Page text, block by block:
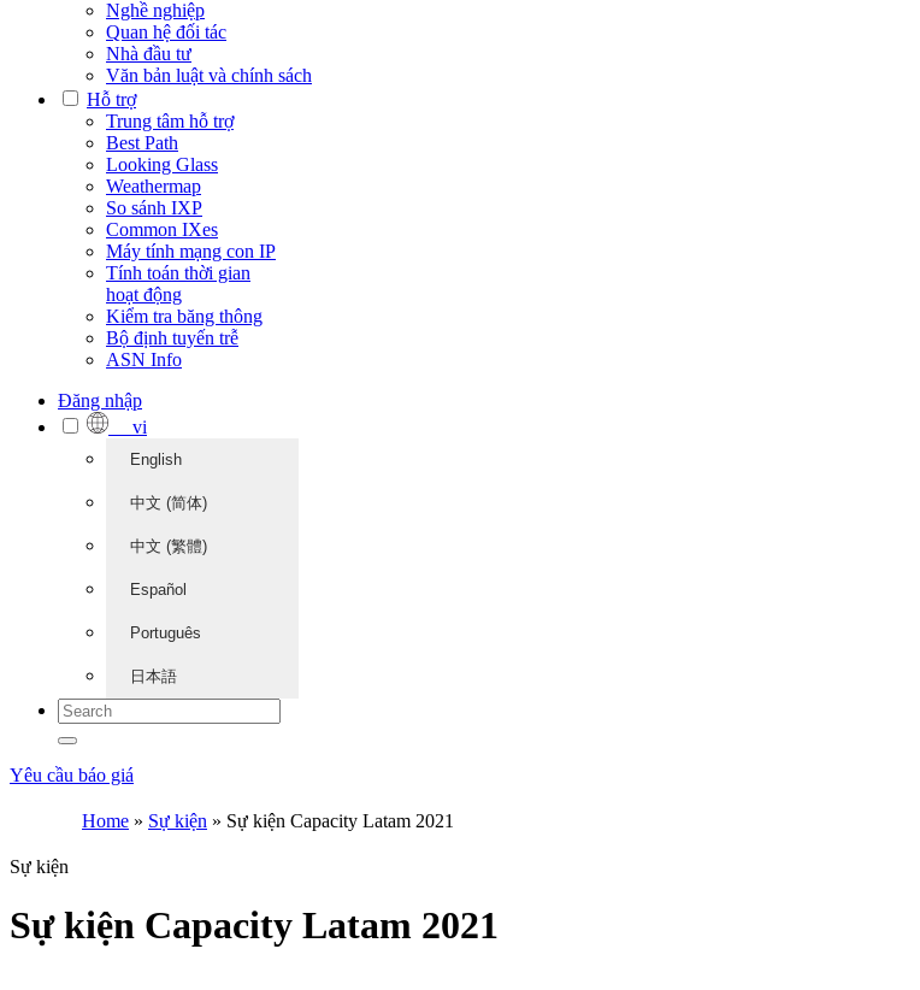
Nghề nghiệp
Quan hệ đối tác
Nhà đầu tư
Văn bản luật và chính sách
Hỗ trợ
Trung tâm hỗ trợ
Best Path
Looking Glass
Weathermap
So sánh IXP
Common IXes
Máy tính mạng con IP
Tính toán thời gian
hoạt động
Kiểm tra băng thông
Bộ định tuyến trễ
ASN Info
Đăng nhập
vi
English
中文 (简体)
中文 (繁體)
Español
Português
日本語
Yêu cầu báo giá
Home » Sự kiện » Sự kiện Capacity Latam 2021
Sự kiện
Sự kiện Capacity Latam 2021